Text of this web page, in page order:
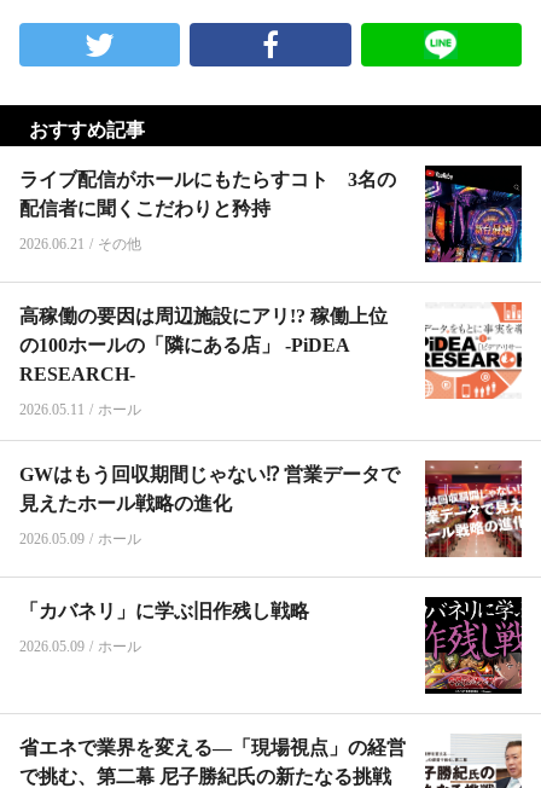
おすすめ記事
ライブ配信がホールにもたらすコト 3名の
配信者に聞くこだわりと矜持
2026.06.21 / その他
高稼働の要因は周辺施設にアリ!? 稼働上位
の100ホールの「隣にある店」 -PiDEA
RESEARCH-
2026.05.11 / ホール
GWはもう回収期間じゃない⁉︎ 営業データで
見えたホール戦略の進化
2026.05.09 / ホール
「カバネリ」に学ぶ旧作残し戦略
2026.05.09 / ホール
省エネで業界を変える―「現場視点」の経営
で挑む、第二幕 尼子勝紀氏の新たなる挑戦